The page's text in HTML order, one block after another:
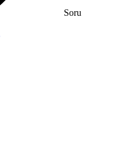
Soru